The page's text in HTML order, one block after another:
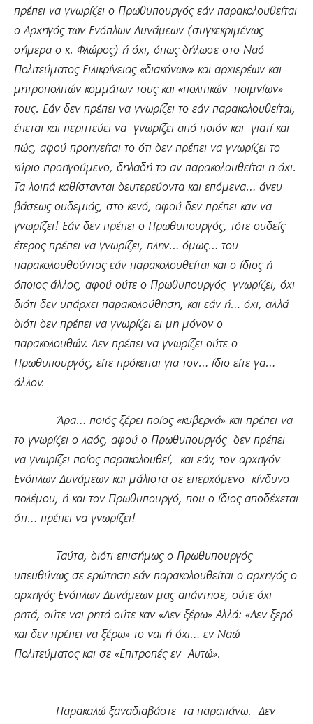
πρέπει να γνωρίζει ο Πρωθυπουργός εάν παρακολουθείται
ο Αρχηγός των Ενόπλων Δυνάμεων (συγκεκριμένως
σήμερα ο κ. Φλώρος) ή όχι, όπως δήλωσε στο Ναό
Πολιτεύματος Ειλικρίνειας «διακόνων» και αρχιερέων και
μητροπολιτών κομμάτων τους και «πολιτικών ποιμνίων»
τους. Εάν δεν πρέπει να γνωρίζει το εάν παρακολουθείται,
έπεται και περιττεύει να γνωρίζει από ποιόν και γιατί και
πώς, αφού προηγείται το ότι δεν πρέπει να γνωρίζει το
κύριο προηγούμενο, δηλαδή το αν παρακολουθείται η όχι.
Τα λοιπά καθίστανται δευτερεύοντα και επόμενα… άνευ
βάσεως ουδεμιάς, στο κενό, αφού δεν πρέπει καν να
γνωρίζει! Εάν δεν πρέπει ο Πρωθυπουργός, τότε ουδείς
έτερος πρέπει να γνωρίζει, πλην… όμως… του
παρακολουθούντος εάν παρακολουθείται και ο ίδιος ή
όποιος άλλος, αφού ούτε ο Πρωθυπουργός γνωρίζει, όχι
διότι δεν υπάρχει παρακολούθηση, και εάν ή… όχι, αλλά
διότι δεν πρέπει να γνωρίζει ει μη μόνον ο
παρακολουθών. Δεν πρέπει να γνωρίζει ούτε ο
Πρωθυπουργός, είτε πρόκειται για τον… ίδιο είτε γα…
άλλον.
Άρα… ποιός ξέρει ποίος «κυβερνά» και πρέπει να
το γνωρίζει ο λαός, αφού ο Πρωθυπουργός δεν πρέπει
να γνωρίζει ποίος παρακολουθεί, και εάν, τον αρχηγόν
Ενόπλων Δυνάμεων και μάλιστα σε επερχόμενο κίνδυνο
πολέμου, ή και τον Πρωθυπουργό, που ο ίδιος αποδέχεται
ότι… πρέπει να γνωρίζει!
Ταύτα, διότι επισήμως ο Πρωθυπουργός
υπευθύνως σε ερώτηση εάν παρακολουθείται ο αρχηγός ο
αρχηγός Ενόπλων Δυνάμεων μας απάντησε, ούτε όχι
ρητά, ούτε ναι ρητά ούτε καν «Δεν ξέρω» Αλλά: «Δεν ξερό
και δεν πρέπει να ξέρω» το ναι ή όχι… εν Ναώ
Πολιτεύματος και σε «Επιτροπές εν Αυτώ».
Παρακαλώ ξαναδιαβάστε τα παραπάνω. Δεν